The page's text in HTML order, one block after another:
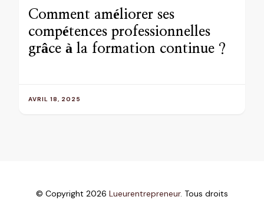
Comment améliorer ses
compétences professionnelles
grâce à la formation continue ?
AVRIL 18, 2025
© Copyright 2026 Lueurentrepreneur. Tous droits